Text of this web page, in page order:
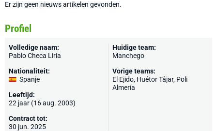
Er zijn geen nieuws artikelen gevonden.
Profiel
Volledige naam:
Pablo Checa Liria
Nationaliteit:
Spanje
Leeftijd:
22 jaar (16 aug. 2003)
Contract tot:
30 jun. 2025
Huidige team:
Manchego
Vorige teams:
El Ejido, Huétor Tájar, Poli
Almería